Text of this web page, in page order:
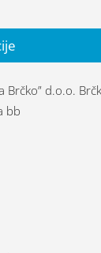
Brčko” d.o.o.
bb